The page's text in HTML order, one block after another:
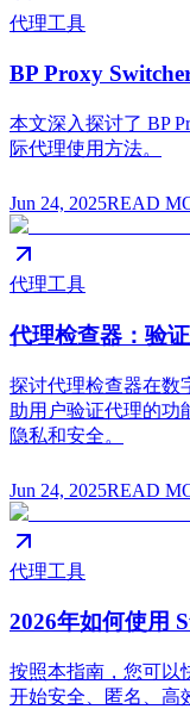
代理工具
BP Proxy
本文深入探讨了 BP
际代理使用方法。
Jun 24, 2025READ
代理工具
代理检查器：验
探讨代理检查器在数
助用户验证代理的功
隐私和安全。
Jun 24, 2025READ
代理工具
2026年如何使用
按照本指南，您可以
开始安全、匿名、高